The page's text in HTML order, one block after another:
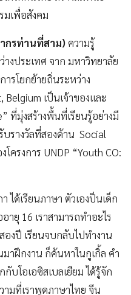
เพื่อสังคม
กรท่านที่สาม)ความรู้
ประเทศ จาก มหาวิทยาลัย
รโยกย้ายถิ่นระหว่าง
เป็นเจ้าของและ
ที่มุ่งสร้างพื้นที่เรียนรู้อย่างมี
รางวัลที่สองด้าน Social
ครงการ UNDP “Youth CO:
ได้เรียนภาษา ตัวเองป็นเด็ก
ายุ 16 เราสามารถทำอะไร
องปี เรียนจบกลับไปทำงาน
มาฝึกงาน ก็ค้นหาในกูเกิ้ล คำ
บโอเอซิสเบลเยียม ได้รู้จัก
มที่เราพูดภาษาไทย จีน